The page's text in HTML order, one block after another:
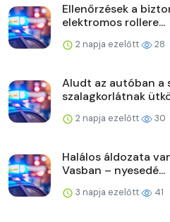
Ellenőrzések a
elektromos rollere...
2 napja ezelőtt 28
Aludt az autóban a
szalagkorlátnak
2 napja ezelőtt 30
Halálos áldozata
Vasban – nyesedé...
3 napja ezelőtt 41